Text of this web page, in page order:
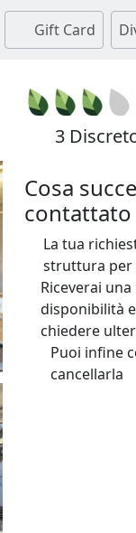
Gift Card
3
Cosa
La tua
struttura per
Riceverai
disponibilità
chiedere
Puoi infine
cancellarla